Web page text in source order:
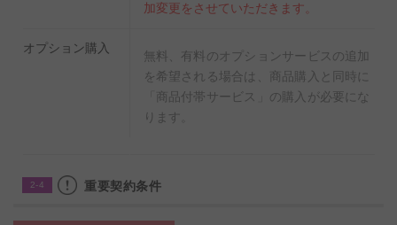
加変更をさせていただきます。
オプション購入
無料、有料のオプションサービスの追加
を希望される場合は、商品購入と同時に
「商品付帯サービス」の購入が必要にな
ります。
2-4 重要契約条件